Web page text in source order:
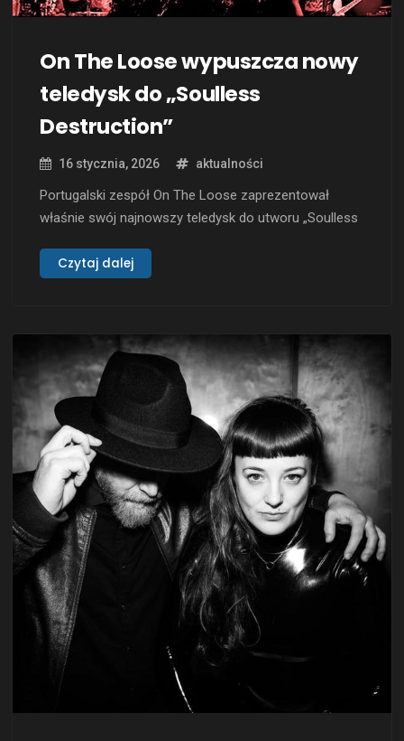
On The Loose wypuszcza nowy
teledysk do „Soulless
Destruction”
16 stycznia, 2026 aktualności
Portugalski zespół On The Loose zaprezentował
właśnie swój najnowszy teledysk do utworu „Soulless
znany ze swojego epickiego doom metalu, rokrocznie
pełne emocji brzmienie. Najnowszy album „Path to
Serenity” ukazał się 2 listopada …
Czytaj dalej